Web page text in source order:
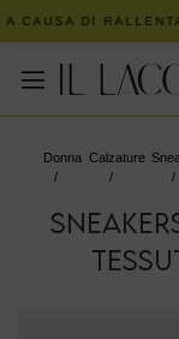
A CAUSA DI
Donna
/
Calzature
/
/